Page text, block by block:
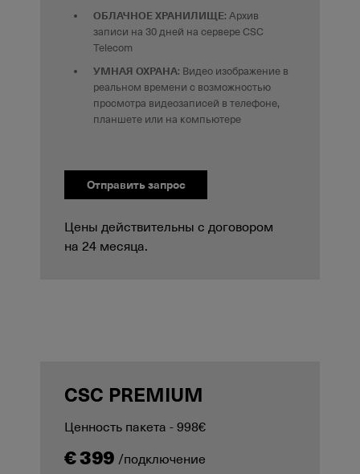
ОБЛАЧНОЕ ХРАНИЛИЩЕ: Архив
записи на 30 дней на сервере CSC
Telecom
УМНАЯ ОХРАНА: Видео изображение в
реальном времени с возможностью
просмотра видеозаписей в телефоне,
планшете или на компьютере
Отправить запрос
Цены действительны с договором
на 24 месяца.
CSC PREMIUM
Ценность пакета - 998€
€ 399 /подключение